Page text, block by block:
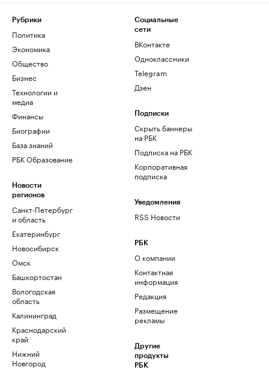
Рубрики
Политика
Экономика
Общество
Бизнес
Технологии и
медиа
Финансы
Биографии
База знаний
РБК Образование
Новости
регионов
Санкт-Петербург
и область
Екатеринбург
Новосибирск
Омск
Башкортостан
Вологодская
область
Калининград
Краснодарский
край
Нижний
Новгород
Социальные
сети
ВКонтакте
Одноклассники
Telegram
Дзен
Подписки
Скрыть баннеры
на РБК
Подписка на РБК
Корпоративная
подписка
Уведомления
RSS Новости
РБК
О компании
Контактная
информация
Редакция
Размещение
рекламы
Другие
продукты
РБК